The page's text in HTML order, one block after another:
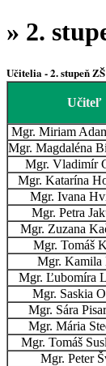
» 2.
Učitelia - 2. stupeň
Učiteľ
Mgr. Miriam
Mgr. Magdaléna
Mgr. Vladimír
Mgr. Katarína
Mgr. Ivana
Mgr. Petra
Mgr. Zuzana
Mgr. Tomáš
Mgr. Kamila
Mgr. Ľubomíra
Mgr. Saskia
Mgr. Sára
Mgr. Mária
Mgr. Tomáš
Mgr. Peter